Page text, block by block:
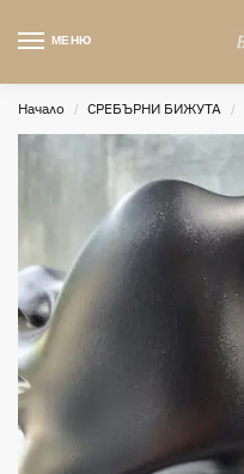
МЕНЮ
Начало / СРЕБЪРНИ БИЖУТА /